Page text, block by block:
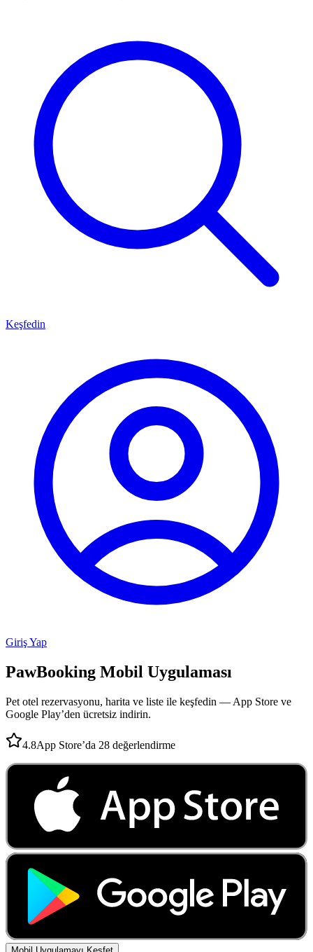
Keşfedin
Giriş Yap
PawBooking Mobil Uygulaması
Pet otel rezervasyonu, harita ve liste ile keşfedin — App Store ve
Google Play’den ücretsiz indirin.
4.8App Store’da 28 değerlendirme